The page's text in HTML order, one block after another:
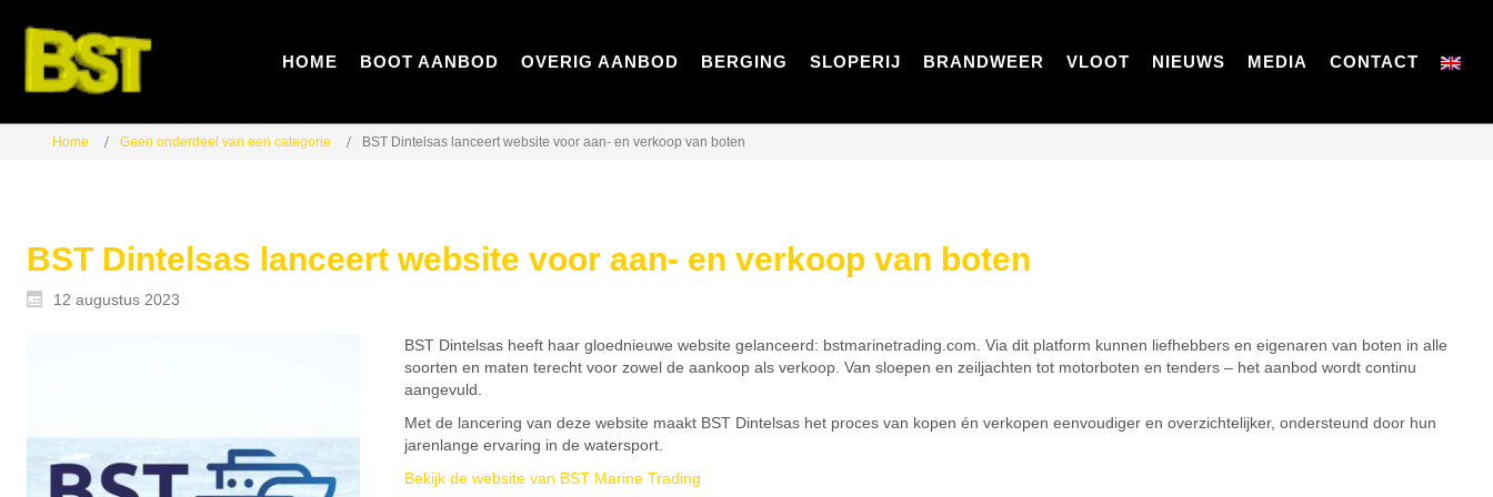
HOME BOOT AANBOD OVERIG AANBOD BERGING SLOPERIJ BRANDWEER VLOOT NIEUWS MEDIA CONTACT
Home Geen onderdeel van een categorie BST Dintelsas lanceert website voor aan- en verkoop van boten
BST Dintelsas lanceert website voor aan- en verkoop van boten
12 augustus 2023
BST Dintelsas heeft haar gloednieuwe website gelanceerd: bstmarinetrading.com. Via dit platform kunnen liefhebbers en eigenaren van boten in alle
soorten en maten terecht voor zowel de aankoop als verkoop. Van sloepen en zeiljachten tot motorboten en tenders – het aanbod wordt continu
aangevuld.
Met de lancering van deze website maakt BST Dintelsas het proces van kopen én verkopen eenvoudiger en overzichtelijker, ondersteund door hun
jarenlange ervaring in de watersport.
Bekijk de website van BST Marine Trading